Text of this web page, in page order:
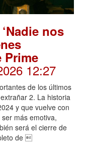
nos
Prime
12:27
de los últimos
2. La historia
y que vuelve con
más emotiva,
será el cierre de
de 